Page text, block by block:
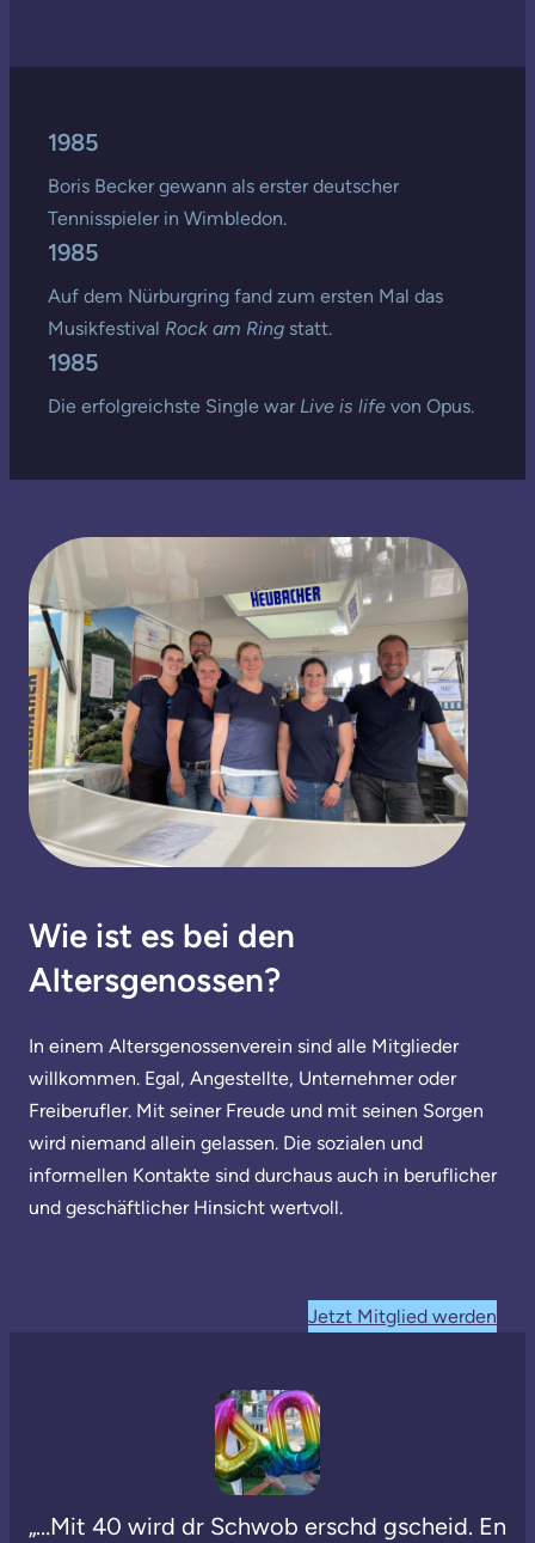
1985
Boris Becker gewann als erster deutscher
Tennisspieler in Wimbledon.
1985
Auf dem Nürburgring fand zum ersten Mal das
Musikfestival Rock am Ring statt.
1985
Die erfolgreichste Single war Live is life von Opus.
Wie ist es bei den
Altersgenossen?
In einem Altersgenossenverein sind alle Mitglieder
willkommen. Egal, Angestellte, Unternehmer oder
Freiberufler. Mit seiner Freude und mit seinen Sorgen
wird niemand allein gelassen. Die sozialen und
informellen Kontakte sind durchaus auch in beruflicher
und geschäftlicher Hinsicht wertvoll.
Jetzt Mitglied werden
„…Mit 40 wird dr Schwob erschd gscheid. En